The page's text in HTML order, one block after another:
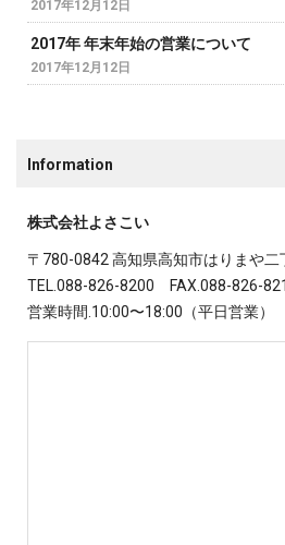
2017年12月12日
2017年 年末年始の営業について
2017年12月12日
Information
株式会社よさこい
〒780-0842 高知県高知市はりまや二
TEL.088-826-8200 FAX.088-826-
営業時間.10:00〜18:00（平日営業）